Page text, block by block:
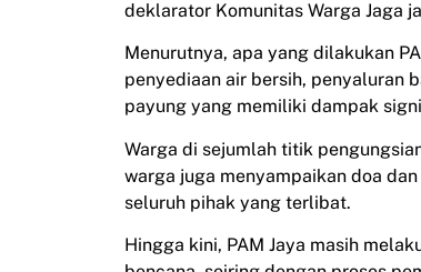
deklarator Komunitas Warga Jaga
Menurutnya, apa yang dilakukan
penyediaan air bersih, penyaluran
payung yang memiliki dampak
Warga di sejumlah titik
warga juga menyampaikan doa
seluruh pihak yang terlibat.
Hingga kini, PAM Jaya masih